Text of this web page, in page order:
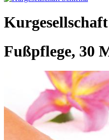
Fußpflege, 30